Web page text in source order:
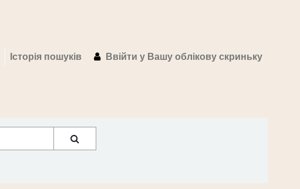
Ввійти у Вашу облікову скриньку
Історія пошуків